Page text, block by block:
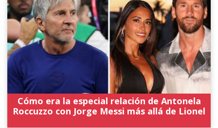
Cómo era la especial relación de Antonela
Roccuzzo con Jorge Messi más allá de Lionel